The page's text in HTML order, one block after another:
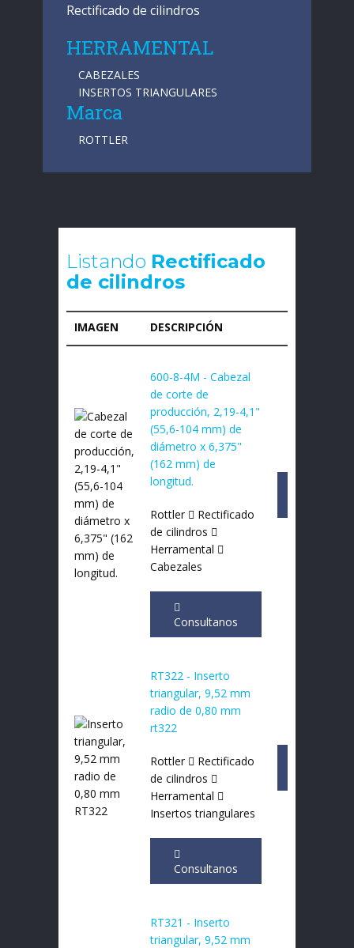
Rectificado de cilindros
HERRAMENTAL
CABEZALES
INSERTOS TRIANGULARES
Marca
ROTTLER
Listando Rectificado
de cilindros
IMAGEN DESCRIPCIÓN
600-8-4M - Cabezal
de corte de
producción, 2,19-4,1"
(55,6-104 mm) de
diámetro x 6,375"
(162 mm) de
longitud.
Rottler
Rectificado
de cilindros
Herramental
Cabezales
Consultanos
RT322 - Inserto
triangular, 9,52 mm
radio de 0,80 mm
rt322
Rottler
Rectificado
de cilindros
Herramental
Insertos triangulares
Consultanos
RT321 - Inserto
triangular, 9,52 mm